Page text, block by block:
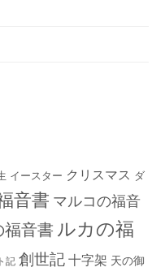
イースター クリスマス ダ
音書 マルコの福音
福音書 ルカの福
記 創世記 十字架 天の御